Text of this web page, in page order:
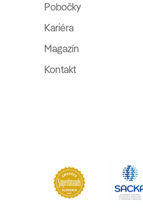
Pobočky
Kariéra
Magazín
Kontakt